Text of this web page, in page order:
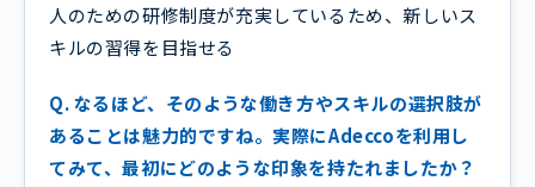
人のための研修制度が充実しているため、新しいス
キルの習得を目指せる
Q. なるほど、そのような働き方やスキルの選択肢が
あることは魅力的ですね。実際にAdeccoを利用し
てみて、最初にどのような印象を持たれましたか？